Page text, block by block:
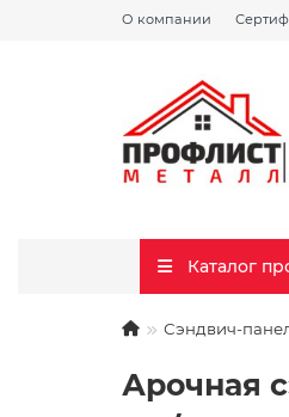
О компании
Каталог
Сэндвич-
Арочная